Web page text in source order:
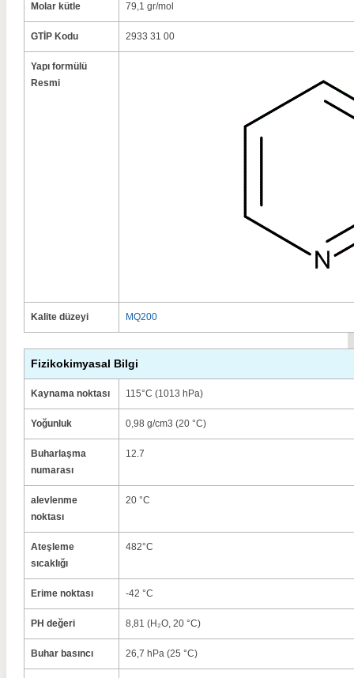
Molar kütle 79,1 gr/mol
GTİP Kodu 2933 31 00
Yapı formülü
Resmi
Kalite düzeyi MQ200
Fizikokimyasal Bilgi
Kaynama noktası 115°C (1013 hPa)
Yoğunluk 0,98 g/cm3 (20 °C)
Buharlaşma
numarası
12.7
alevlenme
noktası
20 °C
Ateşleme
sıcaklığı
482°C
Erime noktası -42 °C
PH değeri 8,81 (H₂O, 20 °C)
Buhar basıncı 26,7 hPa (25 °C)